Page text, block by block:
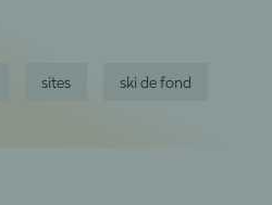
sites ski de fond